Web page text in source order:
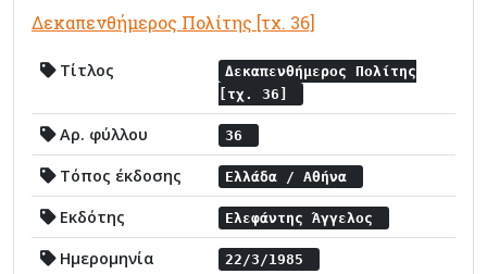
Δεκαπενθήμερος Πολίτης [τχ. 36]
Τίτλος
Δεκαπενθήμερος Πολίτης
[τχ. 36]
Αρ. φύλλου 36
Τόπος έκδοσης Ελλάδα / Αθήνα
Εκδότης Ελεφάντης Άγγελος
Ημερομηνία 22/3/1985